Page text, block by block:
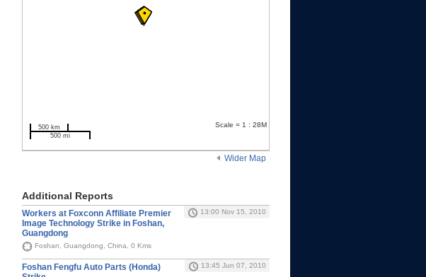
500 km
500 mi
Scale = 1 : 28M
Wider Map
Additional Reports
Workers at Foxconn Affiliate Premier
Image Technology Strike in Foshan,
Guangdong
13:00 Nov 15, 2010
Foshan, Guangdong, China, 0 Kms
Foshan Fengfu Auto Parts (Honda)
13:45 Jun 07, 2010